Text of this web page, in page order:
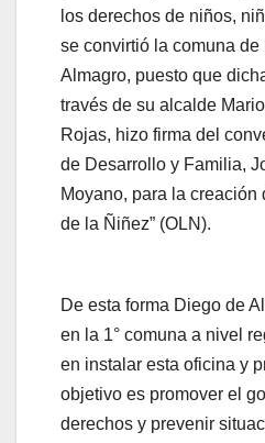
los derechos de niños,
se convirtió la comuna de
Almagro, puesto que
través de su alcalde
Rojas, hizo firma del
de Desarrollo y Familia,
Moyano, para la creación
de la Ñiñez” (OLN).
De esta forma Diego de
en la 1° comuna a nivel
en instalar esta oficina y
objetivo es promover el
derechos y prevenir